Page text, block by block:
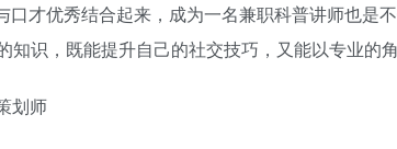
口才优秀结合起来，成为一名兼职科普讲师也是
知识，既能提升自己的社交技巧，又能以专业的
划师